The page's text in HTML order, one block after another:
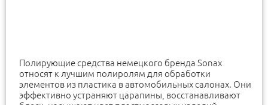
Полирующие средства немецкого бренда Sonax
относят к лучшим полиролям для обработки
элементов из пластика в автомобильных салонах. Они
эффективно устраняют царапины, восстанавливают